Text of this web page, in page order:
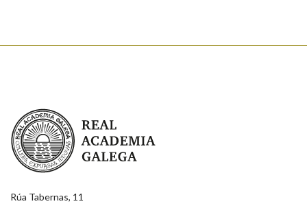
Real Academia Galega
Rúa Tabernas, 11